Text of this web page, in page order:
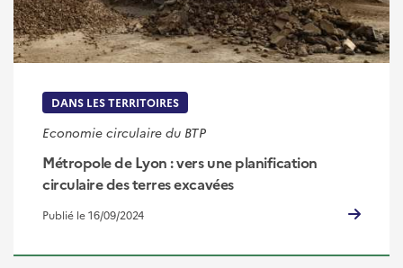
DANS LES TERRITOIRES
Economie circulaire du BTP
Métropole de Lyon : vers une planification
circulaire des terres excavées
Publié le 16/09/2024